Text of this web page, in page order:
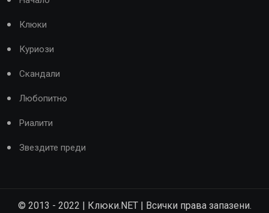
Клюки
Куриози
Скандали
Любопитно
Риалити
Звездите преди
© 2013 - 2022 | Клюки.NET | Всички права запазени.